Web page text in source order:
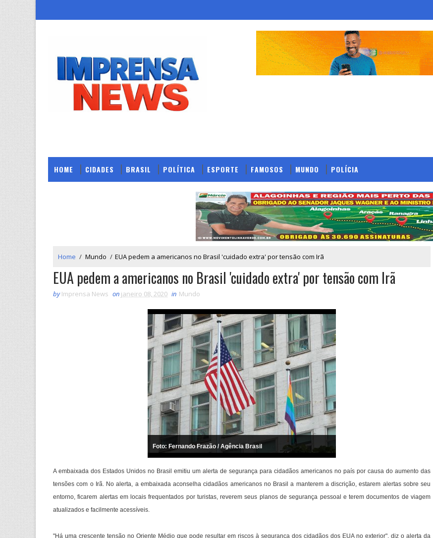
HOME CIDADES BRASIL POLÍTICA ESPORTE FAMOSOS MUNDO POLÍCIA
Home / Mundo / EUA pedem a americanos no Brasil 'cuidado extra' por tensão com Irã
EUA pedem a americanos no Brasil 'cuidado extra' por tensão com Irã
by Imprensa News on janeiro 08, 2020 in Mundo
Foto: Fernando Frazão / Agência Brasil
A embaixada dos Estados Unidos no Brasil emitiu um alerta de segurança para cidadãos americanos no país por causa do aumento das
tensões com o Irã. No alerta, a embaixada aconselha cidadãos americanos no Brasil a manterem a discrição, estarem alertas sobre seu
entorno, ficarem alertas em locais frequentados por turistas, reverem seus planos de segurança pessoal e terem documentos de viagem
atualizados e facilmente acessíveis.
"Há uma crescente tensão no Oriente Médio que pode resultar em riscos à segurança dos cidadãos dos EUA no exterior", diz o alerta da